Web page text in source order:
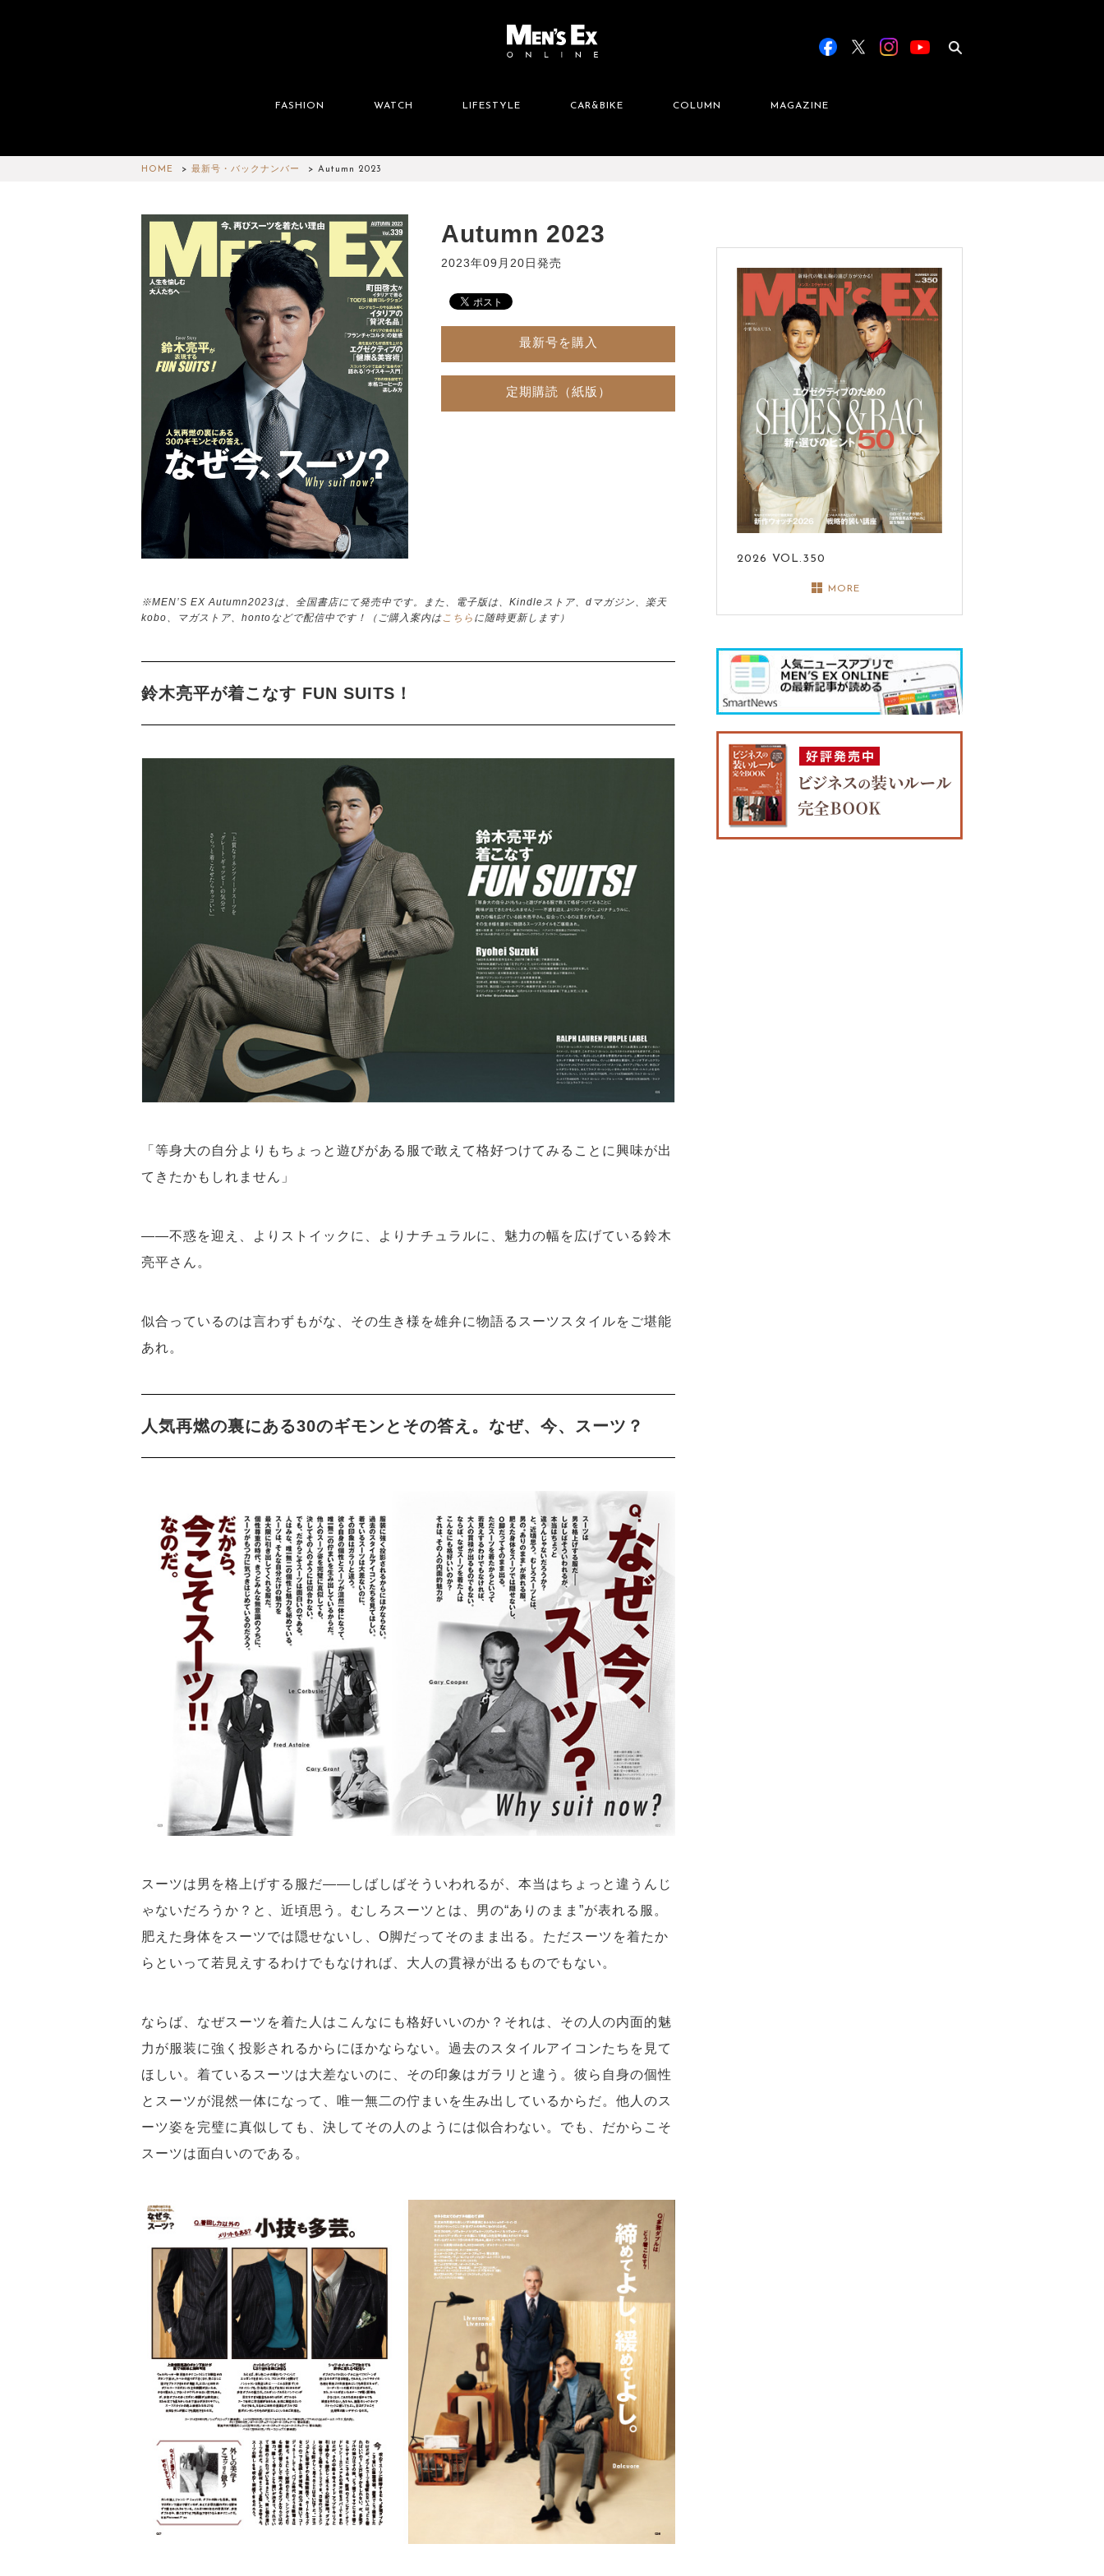
FASHION WATCH LIFESTYLE CAR&BIKE COLUMN MAGAZINE
HOME 最新号・バックナンバー Autumn 2023
Autumn 2023
2023年09月20日発売
最新号を購入
定期購読（紙版）
※MEN’S EX Autumn2023は、全国書店にて発売中です。また、電子版は、Kindleストア、dマガジン、楽天
kobo、マガストア、hontoなどで配信中です！（ご購入案内はこちら に随時更新します）
鈴木亮平が着こなす FUN SUITS！
「等身大の自分よりもちょっと遊びがある服で敢えて格好つけてみることに興味が出
てきたかもしれません」
――不惑を迎え、よりストイックに、よりナチュラルに、魅力の幅を広げている鈴木
亮平さん。
似合っているのは言わずもがな、その生き様を雄弁に物語るスーツスタイルをご堪能
あれ。
人気再燃の裏にある30のギモンとその答え。なぜ、今、スーツ？
スーツは男を格上げする服だ――しばしばそういわれるが、本当はちょっと違うんじ
ゃないだろうか？と、近頃思う。むしろスーツとは、男の“ありのまま”が表れる服。
肥えた身体をスーツでは隠せないし、O脚だってそのまま出る。ただスーツを着たか
らといって若見えするわけでもなければ、大人の貫禄が出るものでもない。
ならば、なぜスーツを着た人はこんなにも格好いいのか？それは、その人の内面的魅
力が服装に強く投影されるからにほかならない。過去のスタイルアイコンたちを見て
ほしい。着ているスーツは大差ないのに、その印象はガラリと違う。彼ら自身の個性
とスーツが混然一体になって、唯一無二の佇まいを生み出しているからだ。他人のス
ーツ姿を完璧に真似しても、決してその人のようには似合わない。でも、だからこそ
スーツは面白いのである。
2026 VOL.350
MORE